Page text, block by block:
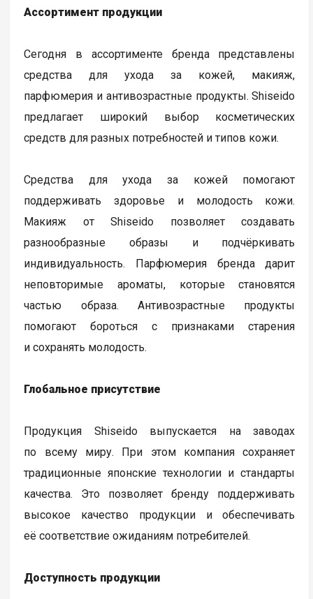
Ассортимент продукции
Сегодня в ассортименте бренда представлены
средства для ухода за кожей, макияж,
парфюмерия и антивозрастные продукты. Shiseido
предлагает широкий выбор косметических
средств для разных потребностей и типов кожи.
Средства для ухода за кожей помогают
поддерживать здоровье и молодость кожи.
Макияж от Shiseido позволяет создавать
разнообразные образы и подчёркивать
индивидуальность. Парфюмерия бренда дарит
неповторимые ароматы, которые становятся
частью образа. Антивозрастные продукты
помогают бороться с признаками старения
и сохранять молодость.
Глобальное присутствие
Продукция Shiseido выпускается на заводах
по всему миру. При этом компания сохраняет
традиционные японские технологии и стандарты
качества. Это позволяет бренду поддерживать
высокое качество продукции и обеспечивать
её соответствие ожиданиям потребителей.
Доступность продукции